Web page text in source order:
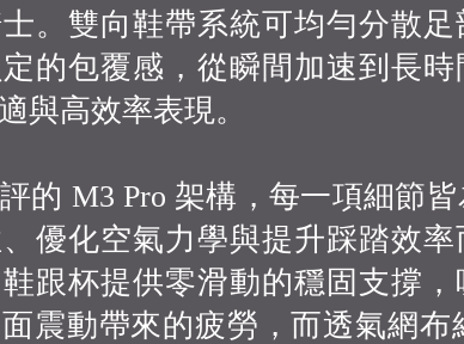
。雙向鞋帶系統可均勻分散足
的包覆感，從瞬間加速到長時
與高效率表現。
的 M3 Pro 架構，每一項細節
優化空氣力學與提升踩踏效率
跟杯提供零滑動的穩固支撐，
震動帶來的疲勞，而透氣網布